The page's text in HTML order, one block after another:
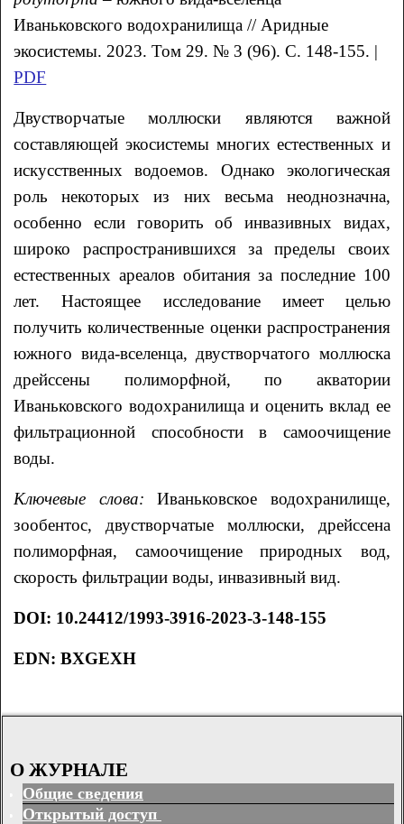
Иваньковского водохранилища// Аридные
экосистемы. 2023. Том 29. № 3 (96). С. 148-155. |
PDF
Двустворчатые моллюски являются важной
составляющей экосистемы многих естественных и
искусственных водоемов. Однако экологическая
роль некоторых из них весьма неоднозначна,
особенно если говорить об инвазивных видах,
широко распространившихся за пределы своих
естественных ареалов обитания за последние 100
лет. Настоящее исследование имеет целью
получить количественные оценки распространения
южного вида-вселенца, двустворчатого моллюска
дрейссены полиморфной, по акватории
Иваньковского водохранилища и оценить вклад ее
фильтрационной способности в самоочищение
воды.
Ключевые слова: Иваньковское водохранилище,
зообентос, двустворчатые моллюски, дрейссена
полиморфная, самоочищение природных вод,
скорость фильтрации воды, инвазивный вид.
DOI: 10.24412/1993-3916-2023-3-148-155
EDN: BXGEXH
О ЖУРНАЛЕ
Общие сведения
Открытый доступ